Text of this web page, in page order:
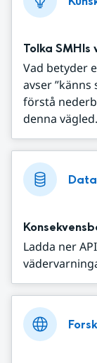
Tolka
Vad betyder
avser
förstå
denna
Data
Ladda ner